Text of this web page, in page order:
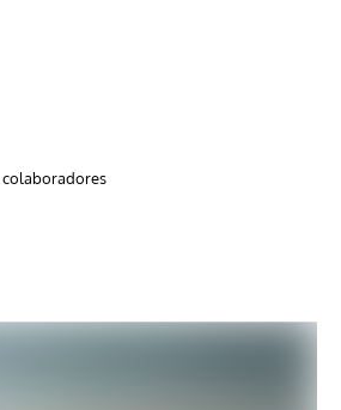
colaboradores